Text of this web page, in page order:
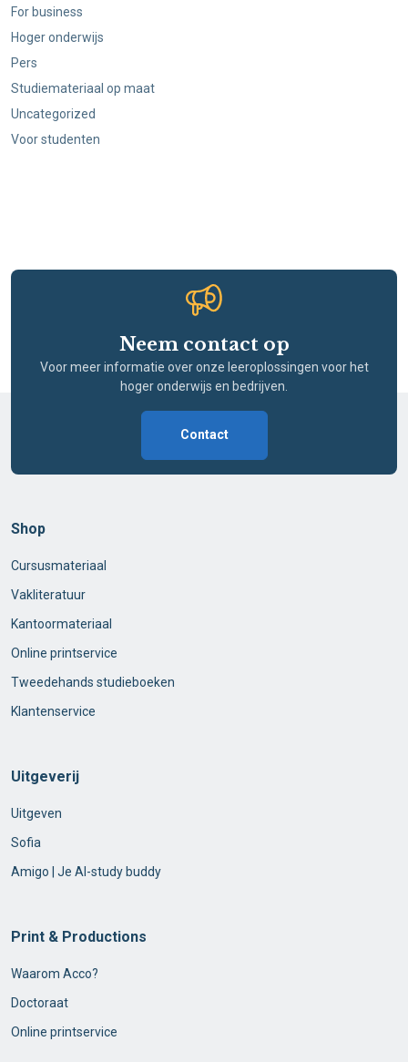
For business
Hoger onderwijs
Pers
Studiemateriaal op maat
Uncategorized
Voor studenten
Neem contact op
Voor meer informatie over onze leeroplossingen voor het
hoger onderwijs en bedrijven.
Contact
Shop
Cursusmateriaal
Vakliteratuur
Kantoormateriaal
Online printservice
Tweedehands studieboeken
Klantenservice
Uitgeverij
Uitgeven
Sofia
Amigo | Je AI-study buddy
Print & Productions
Waarom Acco?
Doctoraat
Online printservice